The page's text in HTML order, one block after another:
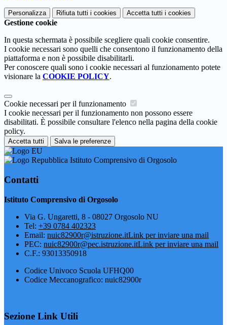
Personalizza Rifiuta tutti i cookies Accetta tutti i cookies
Gestione cookie
In questa schermata è possibile scegliere quali cookie consentire.
I cookie necessari sono quelli che consentono il funzionamento della
piattaforma e non è possibile disabilitarli.
Per conoscere quali sono i cookie necessari al funzionamento potete
visionare la COOKIE POLICY.
Cookie necessari per il funzionamento
I cookie necessari per il funzionamento non possono essere
disabilitati. È possibile consultare l'elenco nella pagina della cookie
policy.
Accetta tutti Salva le preferenze
Istituto Comprensivo di Orgosolo
Contatti
Istituto Comprensivo di Orgosolo
Via G. Ungaretti, 8 - 08027 Orgosolo NU
Tel: +39 0784 402323
Email: nuic82900r@istruzione.itLink per inviare una mail
PEC: nuic82900r@pec.istruzione.itLink per inviare una mail
C.F.: 93013350918
Codice Univoco Scuola UFHQ00
Codice Meccanografico: nuic82900r
Sezione Link Utili